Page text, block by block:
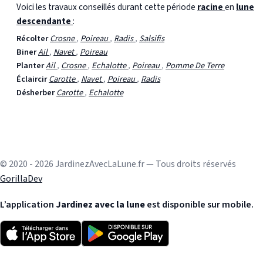
Voici les travaux conseillés durant cette période racineen lune
descendante:
RécolterCrosne,Poireau,Radis,Salsifis
BinerAil,Navet,Poireau
PlanterAil,Crosne,Echalotte,Poireau,Pomme De Terre
ÉclaircirCarotte,Navet,Poireau,Radis
DésherberCarotte,Echalotte
© 2020 - 2026 JardinezAvecLaLune.fr — Tous droits réservés
GorillaDev
L’application Jardinez avec la luneest disponible sur mobile.